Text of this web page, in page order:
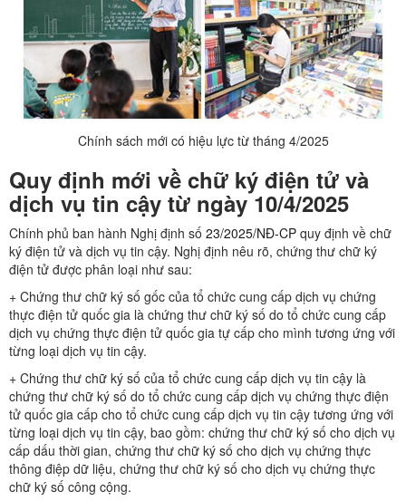
Chính sách mới có hiệu lực từ tháng 4/2025
Quy định mới về chữ ký điện tử và
dịch vụ tin cậy từ ngày 10/4/2025
Chính phủ ban hành Nghị định số 23/2025/NĐ-CP quy định về chữ
ký điện tử và dịch vụ tin cậy. Nghị định nêu rõ, chứng thư chữ ký
điện tử được phân loại như sau:
+ Chứng thư chữ ký số gốc của tổ chức cung cấp dịch vụ chứng
thực điện tử quốc gia là chứng thư chữ ký số do tổ chức cung cấp
dịch vụ chứng thực điện tử quốc gia tự cấp cho mình tương ứng với
từng loại dịch vụ tin cậy.
+ Chứng thư chữ ký số của tổ chức cung cấp dịch vụ tin cậy là
chứng thư chữ ký số do tổ chức cung cấp dịch vụ chứng thực điện
tử quốc gia cấp cho tổ chức cung cấp dịch vụ tin cậy tương ứng với
từng loại dịch vụ tin cậy, bao gồm: chứng thư chữ ký số cho dịch vụ
cấp dấu thời gian, chứng thư chữ ký số cho dịch vụ chứng thực
thông điệp dữ liệu, chứng thư chữ ký số cho dịch vụ chứng thực
chữ ký số công cộng.